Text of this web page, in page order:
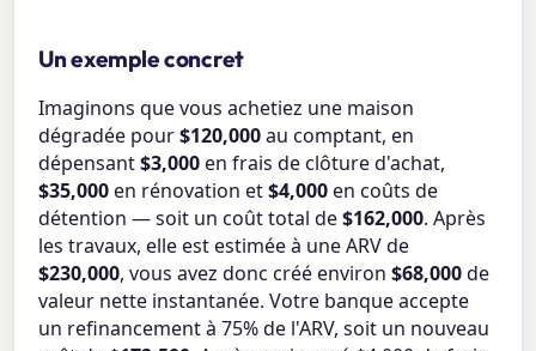
Un exemple concret
Imaginons que vous achetiez une maison
dégradée pour$120,000au comptant, en
dépensant$3,000en frais de clôture d'achat,
$35,000en rénovation et$4,000en coûts de
détention — soit un coût total de$162,000. Après
les travaux, elle est estimée à une ARV de
$230,000, vous avez donc créé environ$68,000de
valeur nette instantanée. Votre banque accepte
un refinancement à 75% de l'ARV, soit un nouveau